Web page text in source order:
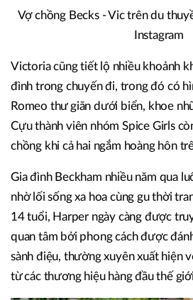
Vợ chồng Becks - Vic trên du
Instagram
Victoria cũng tiết lộ nhiều khoảnh
đình trong chuyến đi, trong đó có
Romeo thư giãn dưới biển, khoe
Cựu thành viên nhóm Spice Girls
chồng khi cả hai ngắm hoàng hôn
Gia đình Beckham nhiều năm qua
nhờ lối sống xa hoa cùng gu thời
14 tuổi, Harper ngày càng được
quan tâm bởi phong cách được
sành điệu, thường xuyên xuất hiện
từ các thương hiệu hàng đầu thế